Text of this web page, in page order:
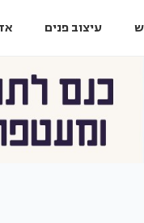
עיצוב פנים